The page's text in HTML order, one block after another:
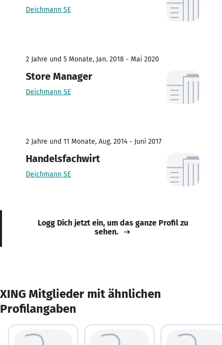
Deichmann SE
2 Jahre und 5 Monate, Jan. 2018 - Mai 2020
Store Manager
Deichmann SE
2 Jahre und 11 Monate, Aug. 2014 - Juni 2017
Handelsfachwirt
Deichmann SE
Logg Dich jetzt ein, um das ganze Profil zu
sehen.
XING Mitglieder mit ähnlichen
Profilangaben